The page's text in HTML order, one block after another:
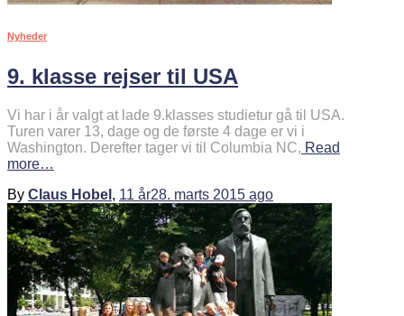
Nyheder
9. klasse rejser til USA
Vi har i år valgt at lade 9.klasses studietur gå til USA.
Turen varer 13, dage og de første 4 dage er vi i
Washington. Derefter tager vi til Columbia NC, Read
more…
By Claus Hobel , 11 år28. marts 2015 ago